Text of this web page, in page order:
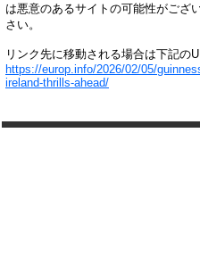
は悪意のあるサイトの可能性がござ
さい。
リンク先に移動される場合は下記の
https://europ.info/2026/02/05/
ireland-thrills-ahead/